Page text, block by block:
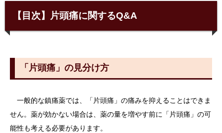
【目次】片頭痛に関するQ&A
「片頭痛」の見分け方
一般的な鎮痛薬では、「片頭痛」の痛みを抑えることはできま
せん。薬が効かない場合は、薬の量を増やす前に「片頭痛」の可
能性も考える必要があります。